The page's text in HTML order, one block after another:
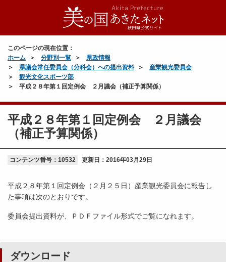
このページの現在位置：
ホーム
分野別一覧
県政情報
県議会常任委員会（分科会）への提出資料
産業観光委員会
観光文化スポーツ部
平成２８年第１回定例会 ２月議会（補正予算関係）
平成２８年第１回定例会 ２月議会
（補正予算関係）
コンテンツ番号：10532 更新日： 2016年03月29日
平成２８年第１回定例会（２月２５日）産業観光委員会に報告し
た事項は次のとおりです。
委員会提出資料が、ＰＤＦファイル形式でご覧になれます。
ダウンロード